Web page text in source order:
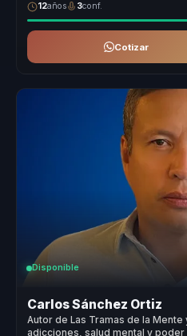
12años 3conf.
Cotizar
Disponible
Carlos Sánchez Ortiz
Autor de Las Tramas de la
adicciones, salud mental y